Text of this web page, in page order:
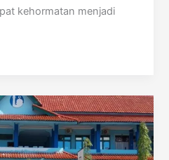
kehormatan menjadi